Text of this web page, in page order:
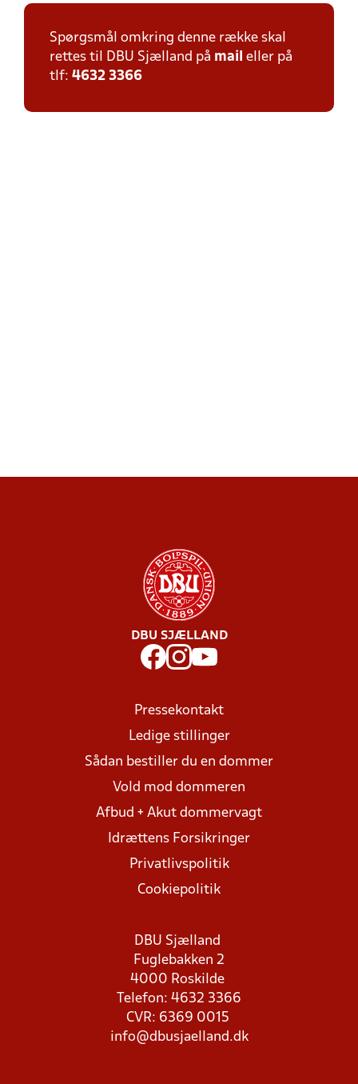
Spørgsmål omkring denne række skal
rettes til DBU Sjælland på mail eller på
tlf: 4632 3366
DBU SJÆLLAND
Pressekontakt
Ledige stillinger
Sådan bestiller du en dommer
Vold mod dommeren
Afbud + Akut dommervagt
Idrættens Forsikringer
Privatlivspolitik
Cookiepolitik
DBU Sjælland
Fuglebakken 2
4000 Roskilde
Telefon: 4632 3366
CVR: 6369 0015
info@dbusjaelland.dk